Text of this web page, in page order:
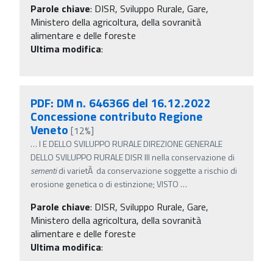
Parole chiave: DISR, Sviluppo Rurale, Gare,
Ministero della agricoltura, della sovranità
alimentare e delle foreste
Ultima modifica:
PDF: DM n. 646366 del 16.12.2022
Concessione contributo Regione
Veneto [12%]
… I E DELLO SVILUPPO RURALE DIREZIONE GENERALE
DELLO SVILUPPO RURALE DISR III nella conservazione di
sementidi varietÃ da conservazione soggette a rischio di
erosione genetica o di estinzione; VISTO …
Parole chiave: DISR, Sviluppo Rurale, Gare,
Ministero della agricoltura, della sovranità
alimentare e delle foreste
Ultima modifica: